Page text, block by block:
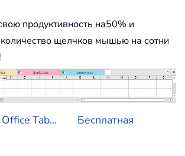
продуктивность на50% и
щелчков мышью на сотни
Tab...
Бесплатная